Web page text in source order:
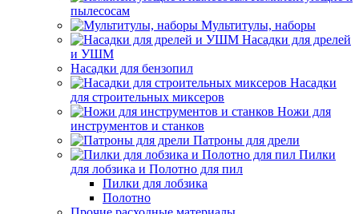
пылесосам
Мультитулы, наборы
Насадки для дрелей
и УШМ
Насадки для бензопил
Насадки
для строительных миксеров
Ножи для
инструментов и станков
Патроны для дрели
Пилки
для лобзика и Полотно для пил
Пилки для лобзика
Полотно